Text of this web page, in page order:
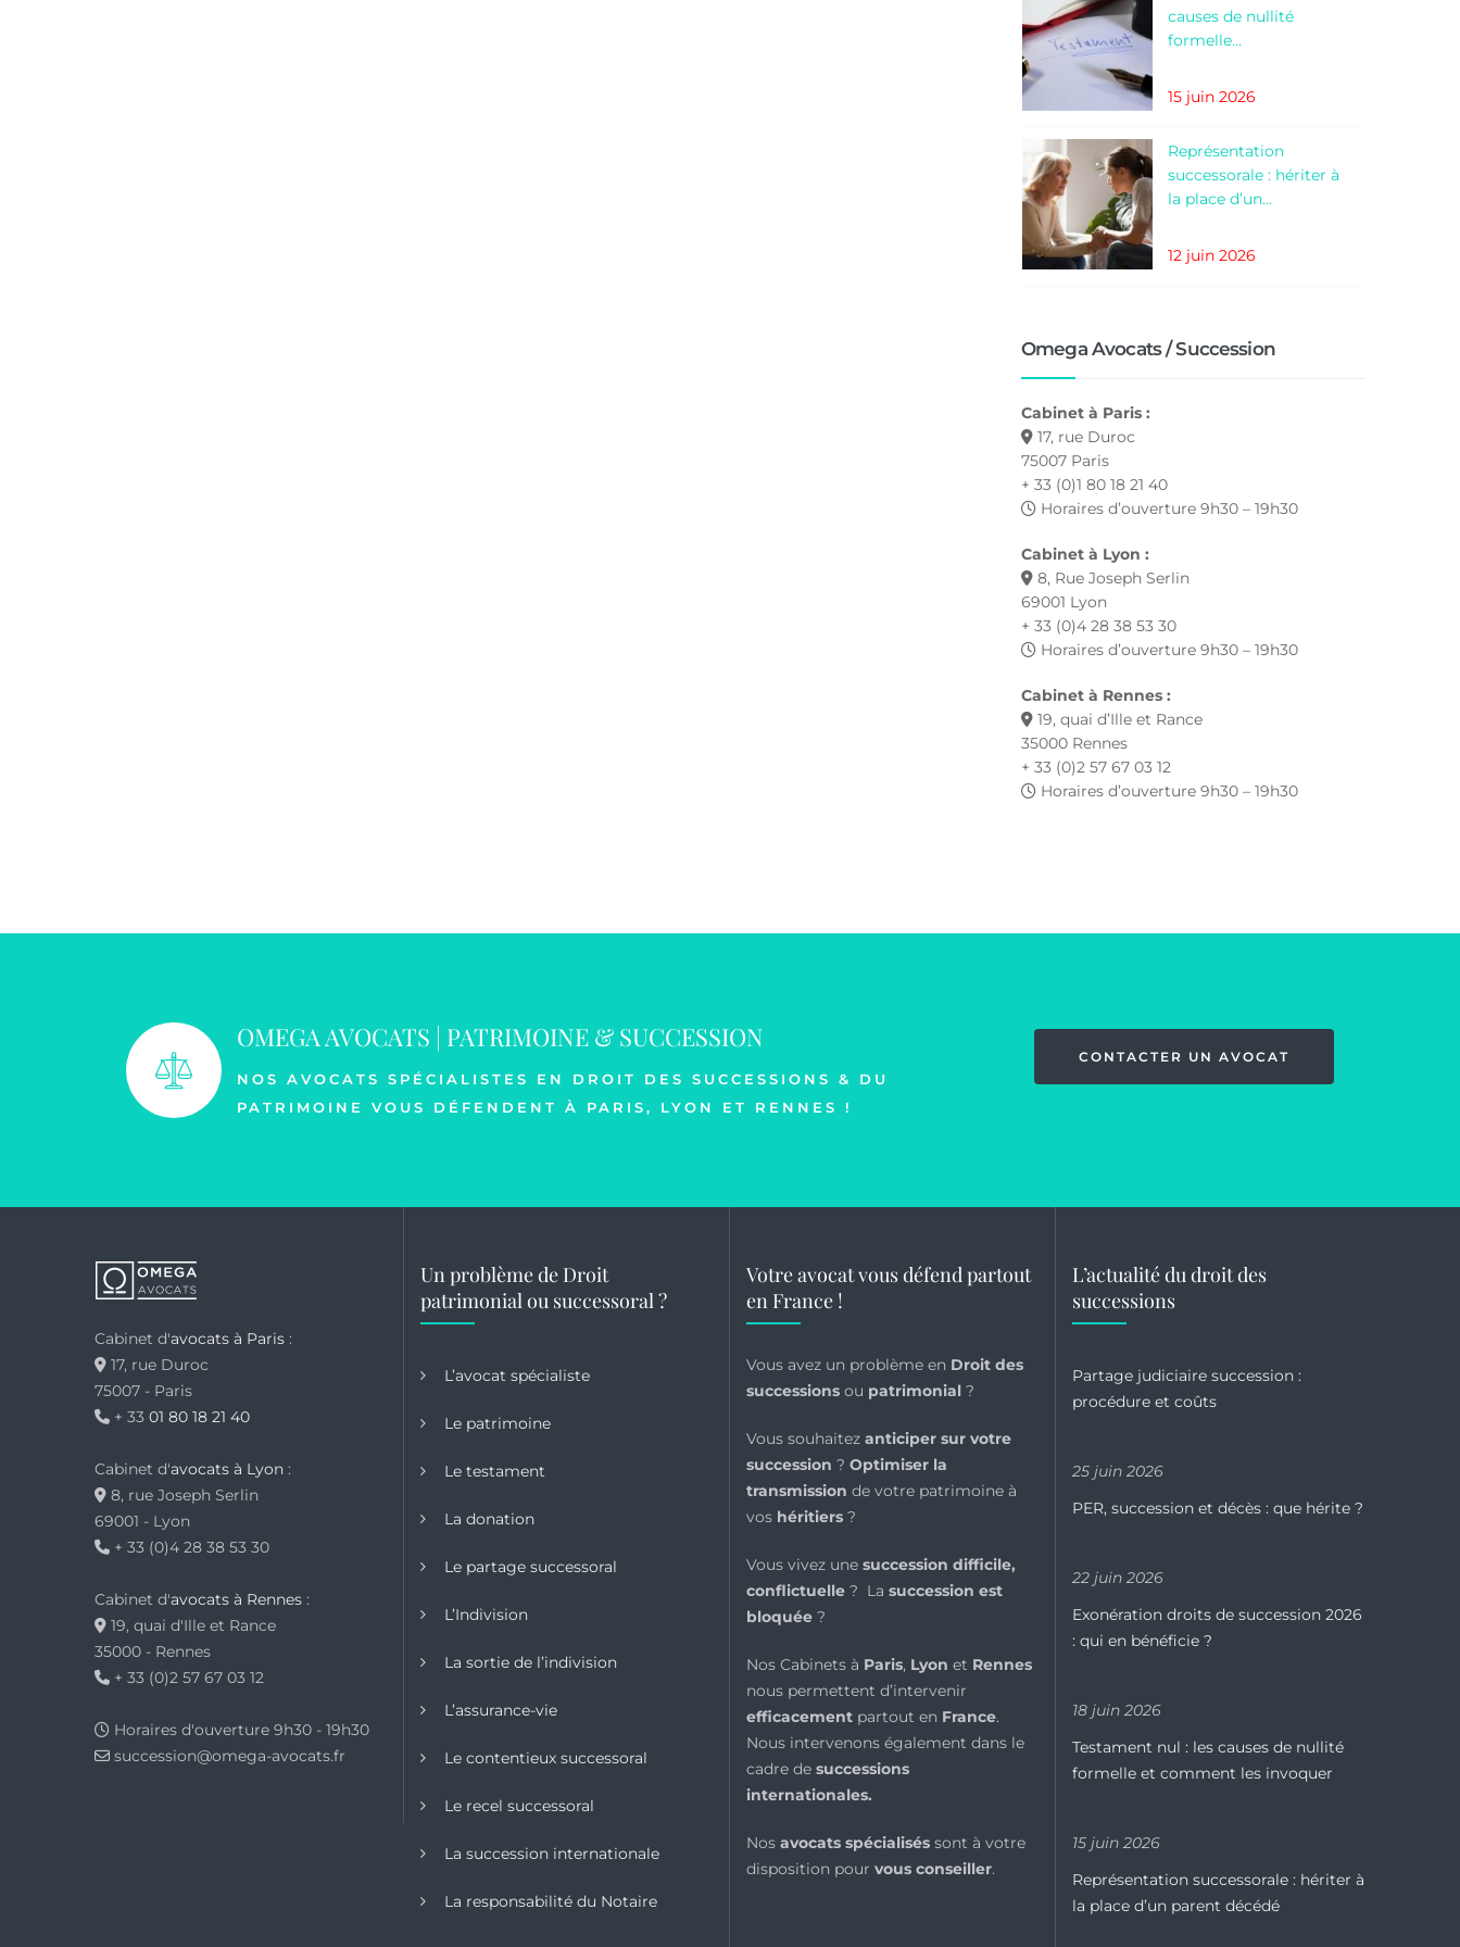
causes de nullité
formelle…
15 juin 2026
Représentation
successorale : hériter à
la place d’un…
12 juin 2026
Omega Avocats / Succession
Cabinet à Paris :
17, rue Duroc
75007 Paris
+ 33 (0)1 80 18 21 40
Horaires d’ouverture 9h30 – 19h30
Cabinet à Lyon :
8, Rue Joseph Serlin
69001 Lyon
+ 33 (0)4 28 38 53 30
Horaires d’ouverture 9h30 – 19h30
Cabinet à Rennes :
19, quai d’Ille et Rance
35000 Rennes
+ 33 (0)2 57 67 03 12
Horaires d’ouverture 9h30 – 19h30
OMEGA AVOCATS | PATRIMOINE & SUCCESSION
NOS AVOCATS SPÉCIALISTES EN DROIT DES SUCCESSIONS & DU
PATRIMOINE VOUS DÉFENDENT À PARIS, LYON ET RENNES !
CONTACTER UN AVOCAT
Cabinet d'avocats à Paris :
17, rue Duroc
75007 - Paris
+ 33 01 80 18 21 40
Cabinet d'avocats à Lyon :
8, rue Joseph Serlin
69001 - Lyon
+ 33 (0)4 28 38 53 30
Cabinet d'avocats à Rennes :
19, quai d'Ille et Rance
35000 - Rennes
+ 33 (0)2 57 67 03 12
Horaires d'ouverture 9h30 - 19h30
succession@omega-avocats.fr
Un problème de Droit
patrimonial ou successoral ?
L’avocat spécialiste
Le patrimoine
Le testament
La donation
Le partage successoral
L’Indivision
La sortie de l’indivision
L’assurance-vie
Le contentieux successoral
Le recel successoral
La succession internationale
La responsabilité du Notaire
Votre avocat vous défend partout
en France !
Vous avez un problème en Droit des
successions ou patrimonial ?
Vous souhaitez anticiper sur votre
succession ? Optimiser la
transmission de votre patrimoine à
vos héritiers ?
Vous vivez une succession difficile,
conflictuelle ? La succession est
bloquée ?
Nos Cabinets à Paris, Lyon et Rennes
nous permettent d’intervenir
efficacement partout en France.
Nous intervenons également dans le
cadre de successions
internationales.
Nos avocats spécialisés sont à votre
disposition pour vous conseiller.
L’actualité du droit des
successions
Partage judiciaire succession :
procédure et coûts
25 juin 2026
PER, succession et décès : que hérite ?
22 juin 2026
Exonération droits de succession 2026
: qui en bénéficie ?
18 juin 2026
Testament nul : les causes de nullité
formelle et comment les invoquer
15 juin 2026
Représentation successorale : hériter à
la place d’un parent décédé